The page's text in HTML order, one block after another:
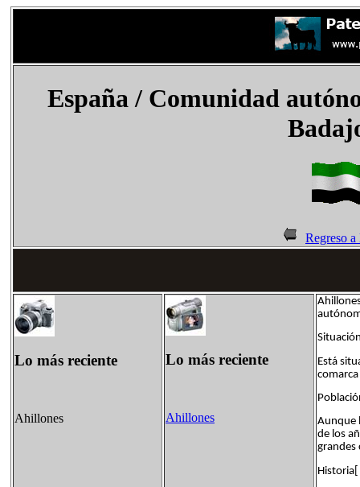
España/ Comunidad
Regreso
Lo más reciente
Ahillones
Lo más reciente
Ahillones
Está
Aunque
de los
grandes
Historia[